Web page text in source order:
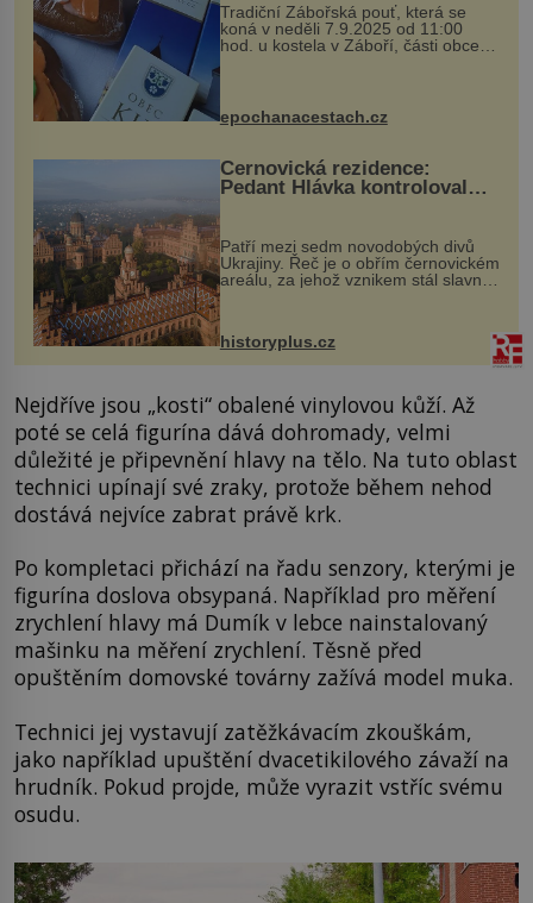
Tradiční Zábořská pouť, která se
koná v neděli 7.9.2025 od 11:00
hod. u kostela v Záboří, části obce
Kly u Mělníka. V programu naleznete
komentovanou prohlídku kostela,
epochanacestach.cz
Černovická rezidence:
Pedant Hlávka kontroloval
Patří mezi sedm novodobých divů
Ukrajiny. Řeč je o obřím černovickém
areálu, za jehož vznikem stál slavný
český architekt Josef Hlávka. Ten si
na něm dal mimořádně záležet. Jeho
historyplus.cz
Nejdříve jsou „kosti“ obalené vinylovou kůží. Až
poté se celá figurína dává dohromady, velmi
důležité je připevnění hlavy na tělo. Na tuto oblast
technici upínají své zraky, protože během nehod
dostává nejvíce zabrat právě krk.
Po kompletaci přichází na řadu senzory, kterými je
figurína doslova obsypaná. Například pro měření
zrychlení hlavy má Dumík v lebce nainstalovaný
mašinku na měření zrychlení. Těsně před
opuštěním domovské továrny zažívá model muka.
Technici jej vystavují zatěžkávacím zkouškám,
jako například upuštění dvacetikilového závaží na
hrudník. Pokud projde, může vyrazit vstříc svému
osudu.